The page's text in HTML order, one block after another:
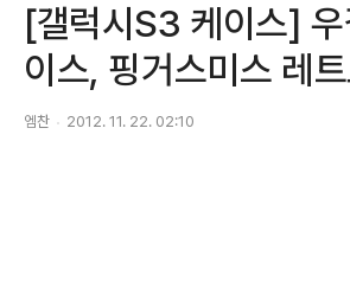
[갤럭시S3 케이스] 우
이스, 핑거스미스 레
엠찬 2012. 11. 22. 02:10